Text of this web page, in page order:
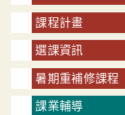
課程計畫
選課資訊
暑期重補修課程
課業輔導